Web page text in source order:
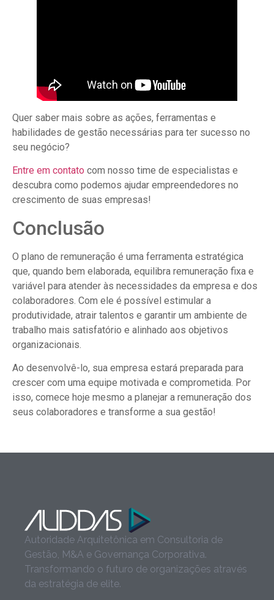
Quer saber mais sobre as ações, ferramentas e
habilidades de gestão necessárias para ter sucesso no
seu negócio?
Entre em contato com nosso time de especialistas e
descubra como podemos ajudar empreendedores no
crescimento de suas empresas!
Conclusão
O plano de remuneração é uma ferramenta estratégica
que, quando bem elaborada, equilibra remuneração fixa e
variável para atender às necessidades da empresa e dos
colaboradores. Com ele é possível estimular a
produtividade, atrair talentos e garantir um ambiente de
trabalho mais satisfatório e alinhado aos objetivos
organizacionais.
Ao desenvolvê-lo, sua empresa estará preparada para
crescer com uma equipe motivada e comprometida. Por
isso, comece hoje mesmo a planejar a remuneração dos
seus colaboradores e transforme a sua gestão!
Autoridade Arquitetônica em Consultoria de
Gestão, M&A e Governança Corporativa.
Transformando o futuro de organizações através
da estratégia de elite.